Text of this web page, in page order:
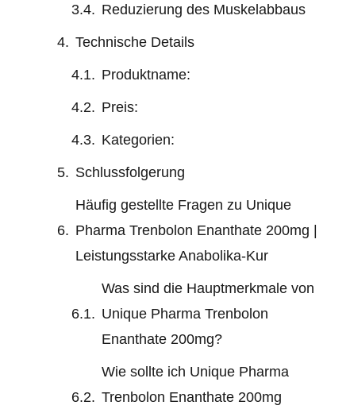
Reduzierung des Muskelabbaus
Technische Details
Produktname:
Preis:
Kategorien:
Schlussfolgerung
Häufig gestellte Fragen zu Unique
Pharma Trenbolon Enanthate 200mg |
Leistungsstarke Anabolika-Kur
Was sind die Hauptmerkmale von
Unique Pharma Trenbolon
Enanthate 200mg?
Wie sollte ich Unique Pharma
Trenbolon Enanthate 200mg